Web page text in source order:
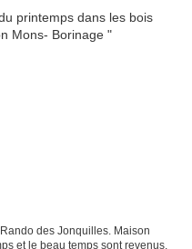
des Jonquilles. Maison
et le beau temps sont revenus.